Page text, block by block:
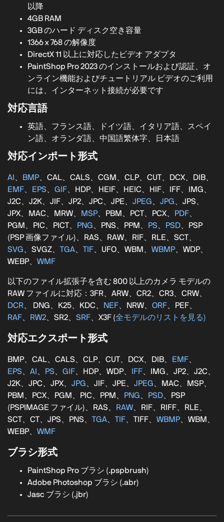
以降
4GB RAM
3GB のハード ディスク空き容量
1366 x 768 の解像度
DirectX 11 以上に対応したビデオ アダプタ
PaintShop Pro 2023 のインストールおよび認証、オ
ンライン機能およびチュートリアル ビデオのご利用
には、インターネット接続が必要です
対応言語
英語、フランス語、ドイツ語、イタリア語、スペイ
ン語、オランダ語、中国語繁体字、日本語
対応インポート形式
AI 、 BMP、CAL、CALS、CGM、CLP、CUT、DCX、DIB、
EMF、 EPS、 GIF、HDP、HEIF、HEIC、HIF、IFF、IMG、
J2C、J2K、JIF、JP2、JPC、JPE、 JPEG、 JPG、JPS、
JPX、MAC、MRW、
MSP、PBM、PCT、PCX、 PDF、
PGM、PIC、PICT、
PNG、PNS、PPM、 PS、 PSD、PSP
(PSP 画像ファイル)、RAS、RAW、RIF、RLE、SCT、
SVG、SVGZ、 TGA、 TIF、UFO、WBM、 WBMP、WDP、
WEBP、 WMF
以下のファイル拡張子を含む 800 以上のカメラ モデルの
RAW ファイルに対応：3FR、ARW、CR2、CR3、CRW、
DCR、 DNG、K25、KDC、 NEF、NRW、 ORF、PEF、
RAF、 RW2、SR2、 SRF、X3F (全モデルのリストを見る)
対応エクスポート形式
BMP、CAL、CALS、CLP、CUT、DCX、DIB、 EMF、
EPS、 AI 、 PS、 GIF、HDP、WDP、 IFF、IMG、JP2、J2C、
J2K、JPC、JPX、 JPG、JIF、JPE、 JPEG、MAC、MSP、
PBM、PCX、PGM、PIC、PPM、
PNG、 PSD、PSP
(PSPIMAGE ファイル)、RAS、
RAW、RIF、RIFF、RLE、
SCT、CT、JPS、PNS、 TGA、 TIF、TIFF、 WBMP、WBM、
WEBP、 WMF
ブラシ形式
PaintShop Pro ブラシ (.pspbrush)
Adobe Photoshop ブラシ (.abr)
Jasc ブラシ (.jbr)